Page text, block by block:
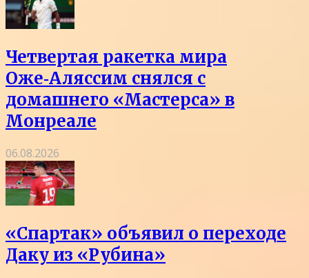
Четвертая ракетка мира
Оже‑Аляссим снялся с
домашнего «Мастерса» в
Монреале
06.08.2026
«Спартак» объявил о переходе
Даку из «Рубина»